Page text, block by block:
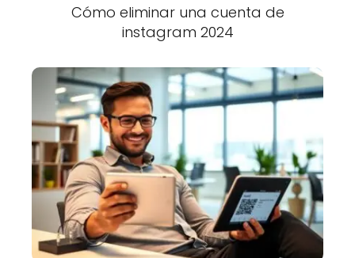
Cómo eliminar una cuenta de
instagram 2024